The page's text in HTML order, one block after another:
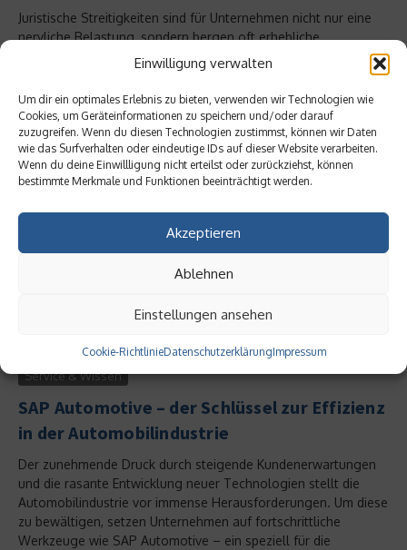
Einwilligung verwalten
Um dir ein optimales Erlebnis zu bieten, verwenden wir Technologien wie
Cookies, um Geräteinformationen zu speichern und/oder darauf
zuzugreifen. Wenn du diesen Technologien zustimmst, können wir Daten
wie das Surfverhalten oder eindeutige IDs auf dieser Website verarbeiten.
Wenn du deine Einwillligung nicht erteilst oder zurückziehst, können
bestimmte Merkmale und Funktionen beeinträchtigt werden.
Akzeptieren
Ablehnen
Einstellungen ansehen
Cookie-RichtlinieDatenschutzerklärungImpressum
Juristische Streitigkeiten sind für Unternehmen nicht nur eine
nervliche Belastung, sondern bergen oft erhebliche
wirtschaftliche Risiken. Bereits kleinere Rechtsstreitigkeiten
können beträchtliche finanzielle und zeitliche Ressourcen
beanspruchen....
Weiterlesen
Service & Wissen
SAP Automotive – der Schlüssel zur Effizienz
in der Automobilindustrie
Der zunehmende Druck durch steigende Kundenerwartungen
und die rasante Entwicklung neuer Technologien stellt die
Automobilindustrie vor immense Herausforderungen. Um diese
zu bewältigen, setzen Unternehmen auf fortschrittliche
Werkzeuge wie SAP Automotive – ein speziell für die